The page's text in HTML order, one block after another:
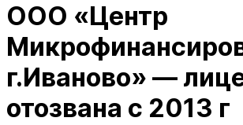
ООО «Центр
г.Иваново» —
отозвана с 2013 г